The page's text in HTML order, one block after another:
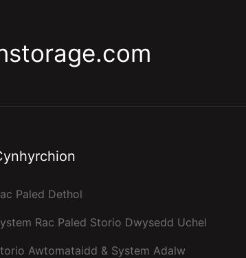
Paled Dethol
Rac Paled Storio Dwysedd Uchel
Awtomataidd & System Adalw